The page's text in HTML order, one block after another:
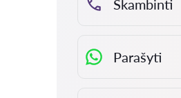
Skambinti
Parašyti